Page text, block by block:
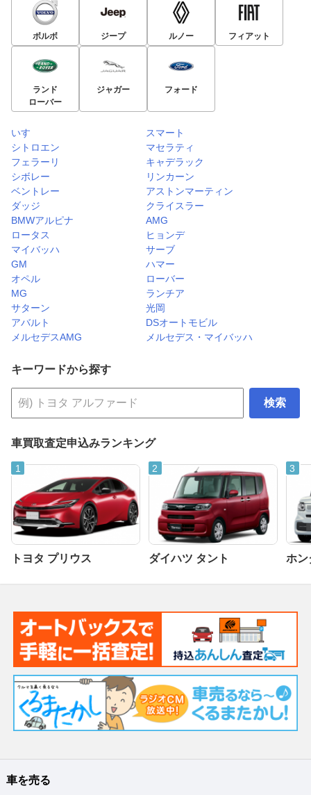
ボルボ ジープ ルノー フィアット
ランド
ローバー
ジャガー フォード
いすゞ
スマート
シトロエン
マセラティ
フェラーリ
キャデラック
シボレー
リンカーン
ベントレー
アストンマーティン
ダッジ
クライスラー
BMWアルピナ
AMG
ロータス
ヒョンデ
マイバッハ
サーブ
GM
ハマー
オペル
ローバー
MG
ランチア
サターン
光岡
アバルト
DSオートモビル
メルセデスAMG
メルセデス・マイバッハ
キーワードから探す
検索
車買取査定申込みランキング
トヨタ プリウス ダイハツ タント ホン
車を売る